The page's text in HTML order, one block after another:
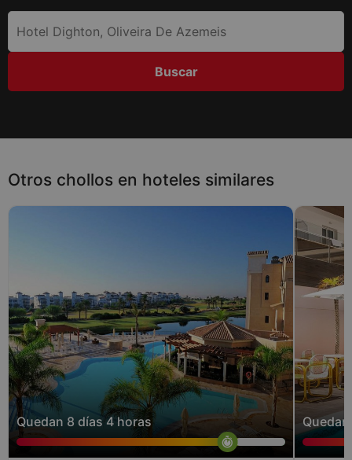
Buscar
Otros chollos en hoteles similares
Quedan 8 días 4 horas